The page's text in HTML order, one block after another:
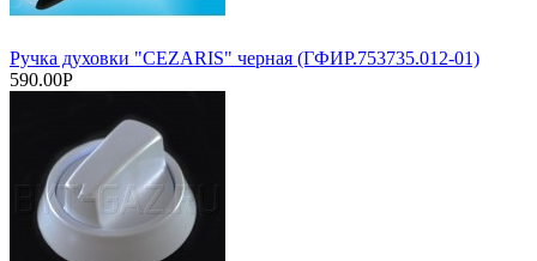
Ручка духовки "CEZARIS" черная (ГФИР.753735.012-01)
590.00Р